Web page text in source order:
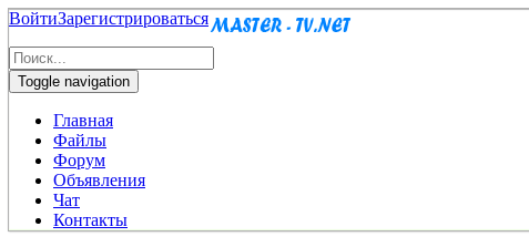
ВойтиЗарегистрироваться
Toggle navigation
Главная
Файлы
Форум
Объявления
Чат
Контакты